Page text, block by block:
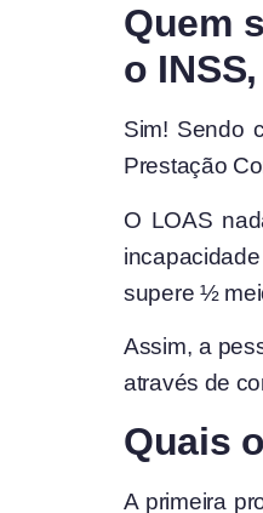
Quem
o
Sim! Sendo
Prestação
O LOAS
supere ½
Assim, a
através de
Quais
A primeira